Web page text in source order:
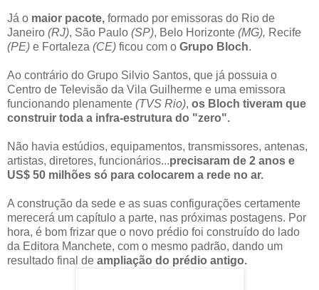
Já o maior pacote, formado por emissoras do Rio de
Janeiro (RJ), São Paulo (SP), Belo Horizonte (MG), Recife
(PE) e Fortaleza (CE) ficou com o Grupo Bloch.
Ao contrário do Grupo Silvio Santos, que já possuia o
Centro de Televisão da Vila Guilherme e uma emissora
funcionando plenamente (TVS Rio), os Bloch tiveram que
construir toda a infra-estrutura do "zero".
Não havia estúdios, equipamentos, transmissores, antenas,
artistas, diretores, funcionários...precisaram de 2 anos e
US$ 50 milhões só para colocarem a rede no ar.
A construção da sede e as suas configurações certamente
merecerá um capítulo a parte, nas próximas postagens. Por
hora, é bom frizar que o novo prédio foi construído do lado
da Editora Manchete, com o mesmo padrão, dando um
resultado final de ampliação do prédio antigo.